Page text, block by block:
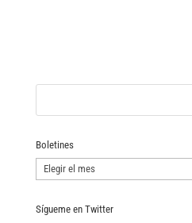
Boletines
Boletines
Sígueme en Twitter